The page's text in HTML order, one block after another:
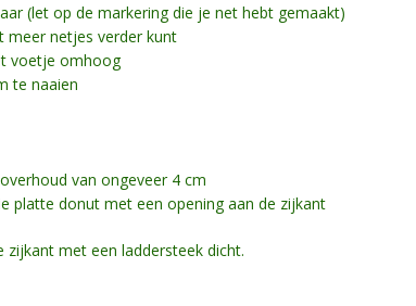
(let op de markering die je net hebt gemaakt)
meer netjes verder kunt
voetje omhoog
te naaien
van ongeveer 4 cm
platte donut met een opening aan de zijkant
zijkant met een laddersteek dicht.